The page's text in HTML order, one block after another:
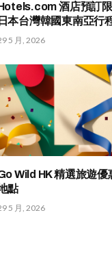
酒店預訂限
日本台灣韓國東南亞行
5 月, 2026
Wild HK 精選旅遊優
點
5 月, 2026